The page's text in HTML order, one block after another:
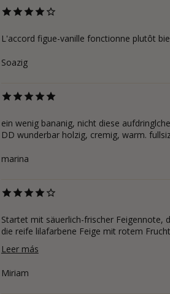
L'accord figue-vanille fonctionne plutôt
Soazig
ein wenig bananig, nicht diese
DD wunderbar holzig, cremig, warm.
marina
Startet mit säuerlich-frischer Feigennote,
die reife lilafarbene Feige mit rotem
Leer más
Miriam